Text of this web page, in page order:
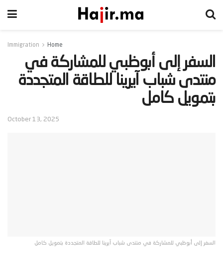
Home
Immigration
‫السفر إلى أبوظبي للمشاركة في
منتدى شباب آيرينا للطاقة المتجددة
بتمويل كامل‬
October 13, 2025
السفر إلى أبوظبي للمشاركة في منتدى شباب آيرينا للطاقة المتجددة بتمويل كامل